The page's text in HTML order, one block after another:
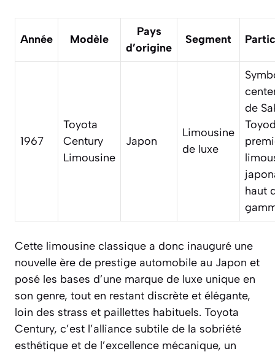
Année Modèle
Pays
d’origine
Segment
1967
Toyota
Century
Limousine
Japon
Limousine
de luxe
de
haut
Cette limousine classique a donc inauguré une
nouvelle ère de prestige automobile au Japon et
posé les bases d’une marque de luxe unique en
son genre, tout en restant discrète et élégante,
loin des strass et paillettes habituels. Toyota
Century, c’est l’alliance subtile de la sobriété
esthétique et de l’excellence mécanique, un